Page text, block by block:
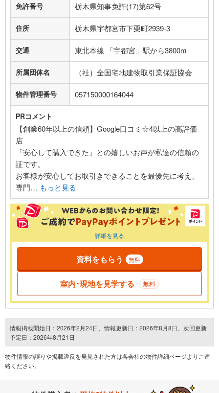
免許番号 栃木県知事免許(17)第62号
住所 栃木県宇都宮市下栗町2939-3
交通 東北本線 「宇都宮」駅から3800m
所属団体名 （社）全国宅地建物取引業保証協会
物件管理番号 057150000164044
PRコメント
【創業60年以上の信頼】Google口コミ☆4以上の高評価
店
「安心して購入できた」との嬉しいお声が私達の信頼の
証です。
お客様が安心してお取引きできることを最優先に考え、
専門… もっと見る
詳細を見る
資料をもらう 無料
室内･現地を見学する 無料
情報掲載開始日：2026年2月24日、情報更新日：2026年8月8日、次回更新
予定日：2026年8月21日
物件情報の誤りや掲載違反を発⾒された方は各会社の物件詳細ページよりご連
絡ください。